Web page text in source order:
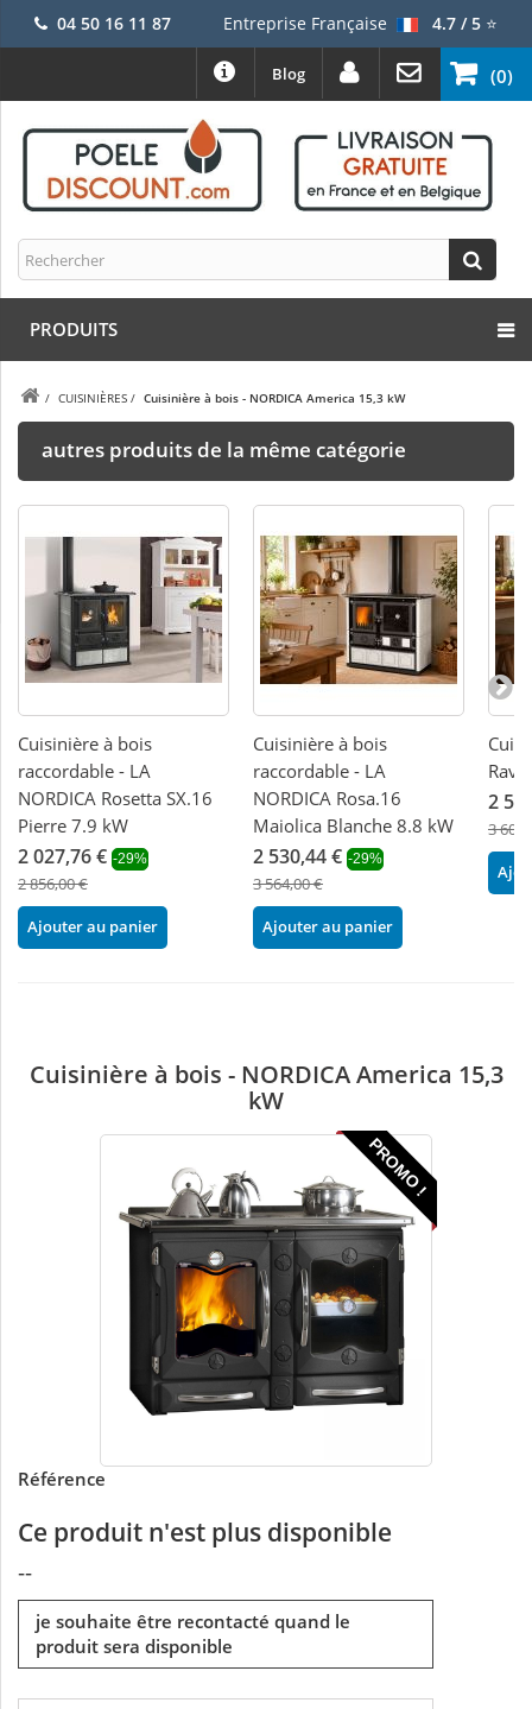
04 50 16 11 87 Entreprise Française 4.7 / 5⭐
(0)
Blog
PRODUITS
/ CUISINIÈRES / Cuisinière à bois - NORDICA America 15,3 kW
autres produits de la même catégorie
Cuisinière à bois
raccordable - LA
NORDICA Rosetta SX.16
Pierre 7.9 kW
2 027,76 € -29%
2 856,00 €
Ajouter au panier
Cuisinière à bois
raccordable - LA
NORDICA Rosa.16
Maiolica Blanche 8.8 kW
2 530,44 € -29%
3 564,00 €
Ajouter au panier
2
3
Cuisinière à bois - NORDICA America 15,3
kW
PROMO !
Référence
Ce produit n'est plus disponible
--
je souhaite être recontacté quand le
produit sera disponible